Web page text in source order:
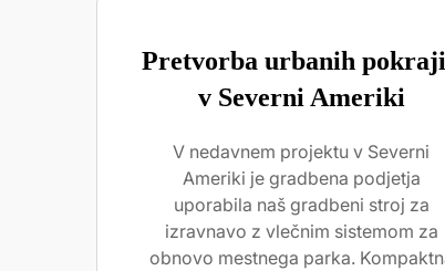
Pretvorba urbanih
v Severni Ameriki
V nedavnem projektu v Severni
Ameriki je gradbena podjetja
uporabila naš gradbeni stroj za
izravnavo z vlečnim sistemom za
obnovo mestnega parka.